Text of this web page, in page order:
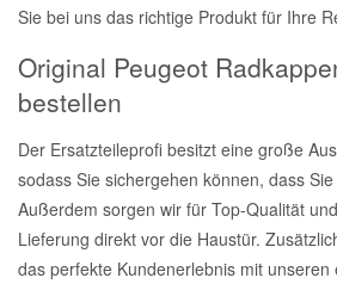
Sie bei uns das richtige Produkt für Ihre
Original Peugeot
bestellen
Der Ersatzteileprofi besitzt eine große
sodass Sie sichergehen können, dass
Außerdem sorgen wir für Top-Qualität
Lieferung direkt vor die Haustür.
das perfekte Kundenerlebnis mit